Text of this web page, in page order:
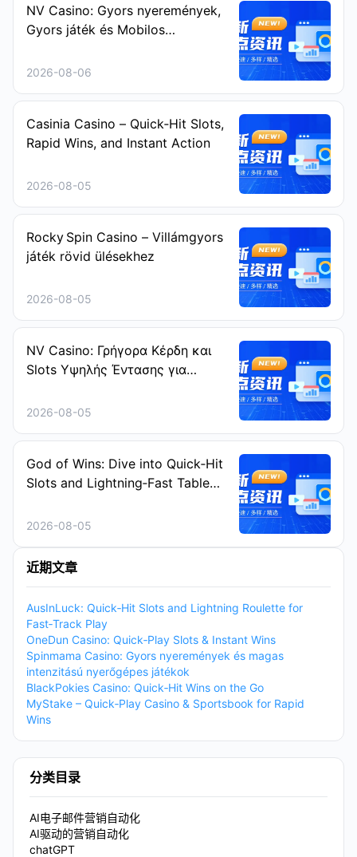
NV Casino: Gyors nyeremények,
Gyors játék és Mobilos
2026-08-06
Casinia Casino – Quick‑Hit Slots,
Rapid Wins, and Instant Action
2026-08-05
Rocky Spin Casino – Villámgyors
játék rövid ülésekhez
2026-08-05
NV Casino: Γρήγορα Κέρδη και
Slots Υψηλής Έντασης για
2026-08-05
God of Wins: Dive into Quick‑Hit
Slots and Lightning‑Fast Table
2026-08-05
近期文章
AusInLuck: Quick‑Hit Slots and Lightning Roulette for
Fast‑Track Play
OneDun Casino: Quick‑Play Slots & Instant Wins
Spinmama Casino: Gyors nyeremények és magas
intenzitású nyerőgépes játékok
BlackPokies Casino: Quick‑Hit Wins on the Go
MyStake – Quick‑Play Casino & Sportsbook for Rapid
Wins
分类目录
AI电子邮件营销自动化
AI驱动的营销自动化
chatGPT